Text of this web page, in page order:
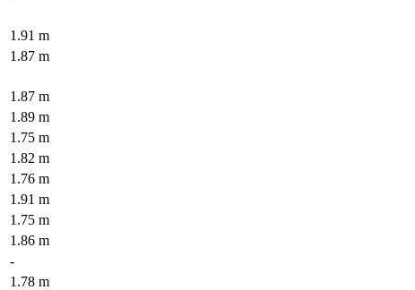
1.91 m
1.87 m
1.87 m
1.89 m
1.75 m
1.82 m
1.76 m
1.91 m
1.75 m
1.86 m
-
1.78 m